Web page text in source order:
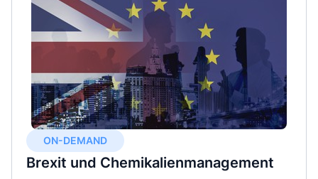
ON-DEMAND
Brexit und Chemikalienmanagement